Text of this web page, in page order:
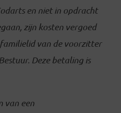
en niet in opdracht
zijn kosten vergoed
van de voorzitter
Deze betaling is
van een